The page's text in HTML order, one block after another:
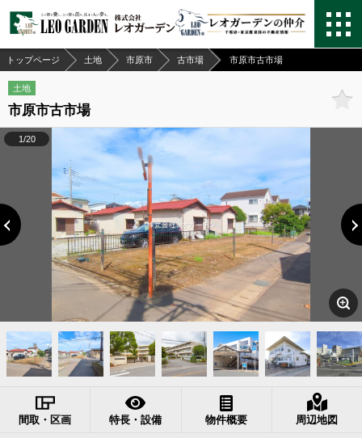
トップページ 土地 市原市 古市場 市原市古市場
土地
市原市古市場
1/20
間取・区画 特長・設備 物件概要 周辺地図